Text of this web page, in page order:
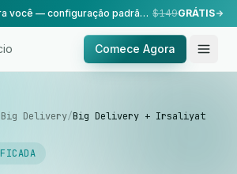
Configuração feita para você — configuração padrão, realizada pela nossa equipe. $149GRÁTIS
Comece Agora
Big Delivery/Big Delivery + Irsaliyat